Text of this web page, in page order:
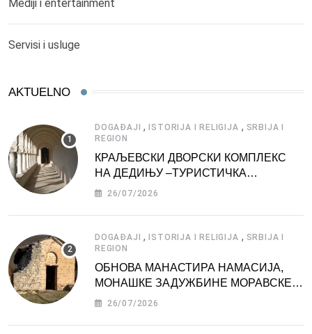
Mediji i entertainment
Servisi i usluge
AKTUELNO
DOGAĐAJI ,ISTORIJA I RELIGIJA , SRBIJA I
REGION
КРАЉЕВСКИ ДВОРСКИ КОМПЛЕКС
НА ДЕДИЊУ –ТУРИСТИЧКА
АТРАКЦИЈА
26/07/2026
DOGAĐAJI ,ISTORIJA I RELIGIJA , SRBIJA I
REGION
ОБНОВА МАНАСТИРА НАМАСИЈА,
МОНАШКЕ ЗАДУЖБИНЕ МОРАВСКЕ
СРБИЈЕ
26/07/2026